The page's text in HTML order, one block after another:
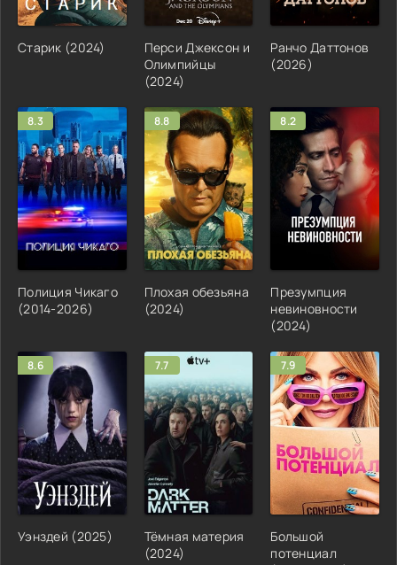
Старик (2024)
Перси Джексон и
Олимпийцы
(2024)
Ранчо Даттонов
(2026)
8.3
Полиция Чикаго
(2014-2026)
8.8
Плохая обезьяна
(2024)
8.2
Презумпция
невиновности
(2024)
8.6
Уэнздей (2025)
7.7
Тёмная материя
(2024)
7.9
Большой
потенциал